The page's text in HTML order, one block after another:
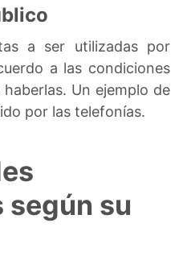
a ser utilizadas por
a las condiciones
Un ejemplo de
por las telefonías.
su